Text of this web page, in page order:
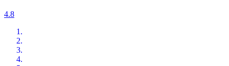
4.8